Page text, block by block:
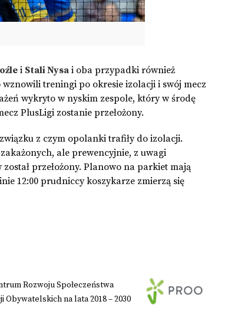
i Stali Nysa i oba przypadki również
treningi po okresie izolacji i swój mecz
wykryto w nyskim zespole, który w środę
PlusLigi zostanie przełożony.
z czym opolanki trafiły do izolacji.
ale prewencyjnie, z uwagi
przełożony. Planowo na parkiet mają
12:00 prudniccy koszykarze zmierzą się
Rozwoju Społeczeństwa
na lata 2018 – 2030